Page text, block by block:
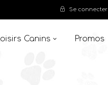
Se connecter
Canins Promos